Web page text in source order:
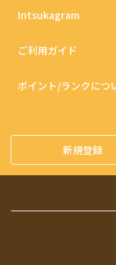
Intsukagram
ご利用ガイド
ポイント/ランクにつ
新規登録